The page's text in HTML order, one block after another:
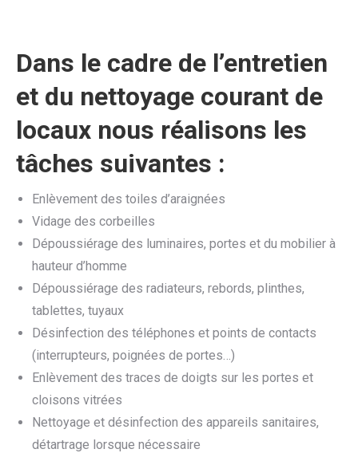
Dans le cadre de l’entretien
et du nettoyage courant de
locaux nous réalisons les
tâches suivantes :
Enlèvement des toiles d’araignées
Vidage des corbeilles
Dépoussiérage des luminaires, portes et du mobilier à
hauteur d’homme
Dépoussiérage des radiateurs, rebords, plinthes,
tablettes, tuyaux
Désinfection des téléphones et points de contacts
(interrupteurs, poignées de portes…)
Enlèvement des traces de doigts sur les portes et
cloisons vitrées
Nettoyage et désinfection des appareils sanitaires,
détartrage lorsque nécessaire